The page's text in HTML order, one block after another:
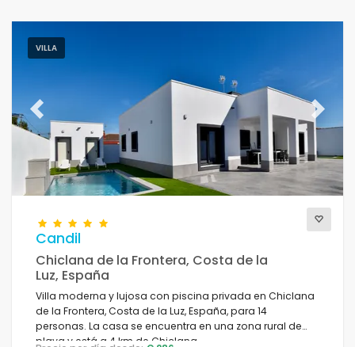
VILLA
Previous Next
Candil
Chiclana de la Frontera, Costa de la
Luz, España
Villa moderna y lujosa con piscina privada en Chiclana
de la Frontera, Costa de la Luz, España, para 14
personas. La casa se encuentra en una zona rural de
playa y está a 4 km de Chiclana.